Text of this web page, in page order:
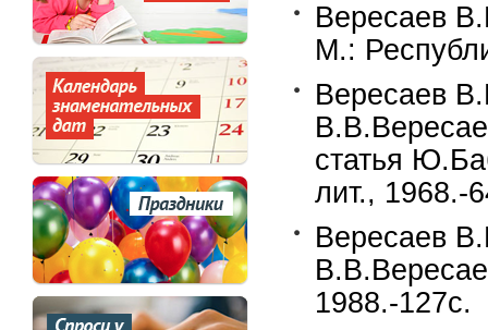
Вересаев
М.:
Вересаев
статья
лит., 1968.-
Вересаев
1988.-127c.